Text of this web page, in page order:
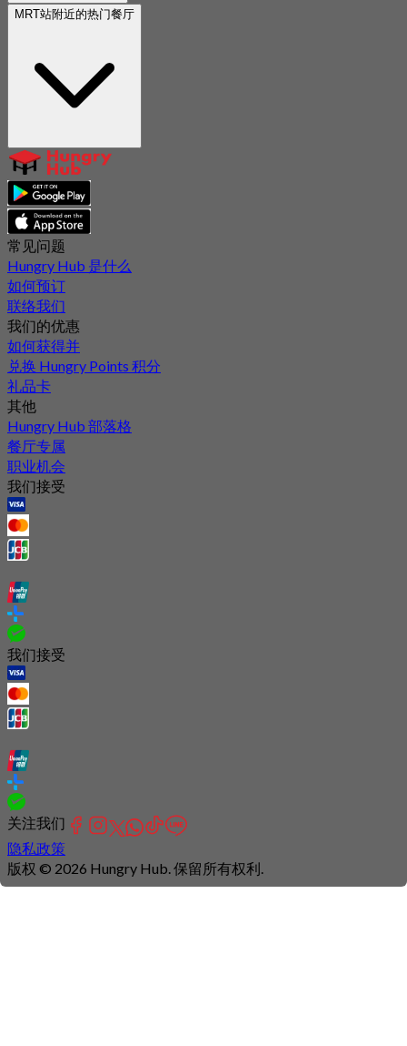
MRT站附近的热门餐厅
常见问题
Hungry Hub 是什么
如何预订
联络我们
我们的优惠
如何获得并
兑换 Hungry Points 积分
礼品卡
其他
Hungry Hub 部落格
餐厅专属
职业机会
我们接受
我们接受
关注我们
隐私政策
版权 © 2026 Hungry Hub. 保留所有权利.
Connection